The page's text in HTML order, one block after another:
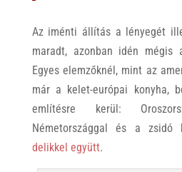
Az iménti állítás a lényegét
maradt, azonban idén mégis
Egyes elemzőknél, mint az
már a kelet-európai konyha,
említésre kerül:
Németországgal és a zsidó
delikkel együtt.